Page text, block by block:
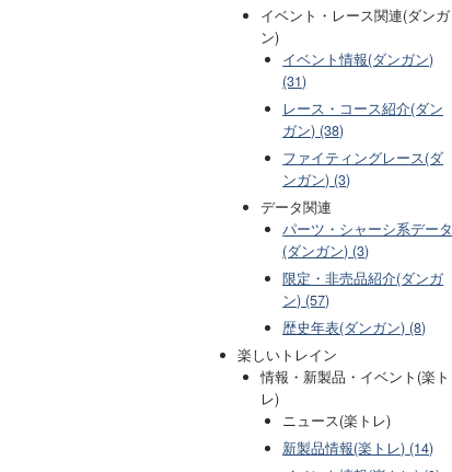
イベント・レース関連(ダンガ
ン)
イベント情報(ダンガン)
(31)
レース・コース紹介(ダン
ガン) (38)
ファイティングレース(ダ
ンガン) (3)
データ関連
パーツ・シャーシ系データ
(ダンガン) (3)
限定・非売品紹介(ダンガ
ン) (57)
歴史年表(ダンガン) (8)
楽しいトレイン
情報・新製品・イベント(楽ト
レ)
ニュース(楽トレ)
新製品情報(楽トレ) (14)